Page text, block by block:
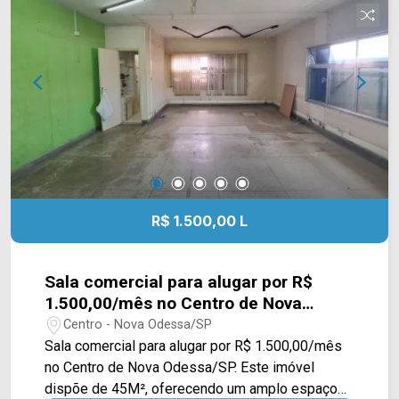
contato com a equipe da Arbix Imóveis e agende
a sua visita!! WhatsApp e Telefone: (19) 3475-
mudança!
R$ 1.500,00 L
Sala comercial para alugar por R$
1.500,00/mês no Centro de Nova
Odessa/SP
Centro - Nova Odessa/SP
Sala comercial para alugar por R$ 1.500,00/mês
no Centro de Nova Odessa/SP. Este imóvel
dispõe de 45M², oferecendo um amplo espaço